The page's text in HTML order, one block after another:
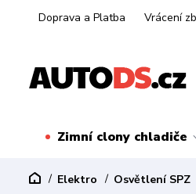
Doprava a Platba Vrácení
Zimní clony chladiče
Elektro Osvětlení SPZ